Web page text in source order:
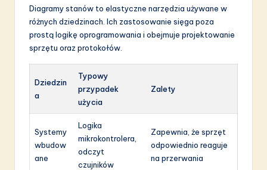
Diagramy stanów to elastyczne narzędzia używane w
różnych dziedzinach. Ich zastosowanie sięga poza
prostą logikę oprogramowania i obejmuje projektowanie
sprzętu oraz protokołów.
Dziedzin
a
Typowy
przypadek
użycia
Zalety
Systemy
wbudow
ane
Logika
mikrokontrolera,
odczyt
czujników
Zapewnia, że sprzęt
odpowiednio reaguje
na przerwania